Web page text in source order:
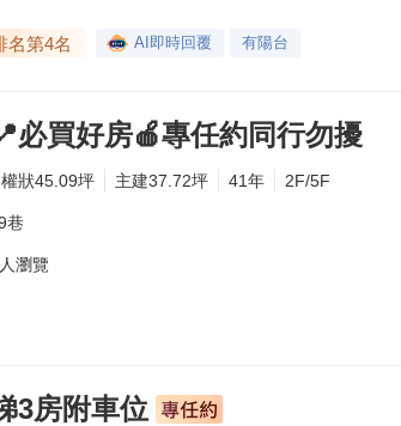
名第4名 AI即時回覆 有陽台
必買好房🍎專任約同行勿擾
權狀45.09坪 主建37.72坪 41年 2F/5F
巷
瀏覽
3房附車位
宏奇
綺雯
奕昕
昱陞
怡柔
敬傑